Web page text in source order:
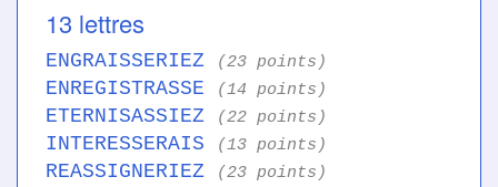
13 lettres
ENGRAISSERIEZ (23 points)
ENREGISTRASSE (14 points)
ETERNISASSIEZ (22 points)
INTERESSERAIS (13 points)
REASSIGNERIEZ (23 points)